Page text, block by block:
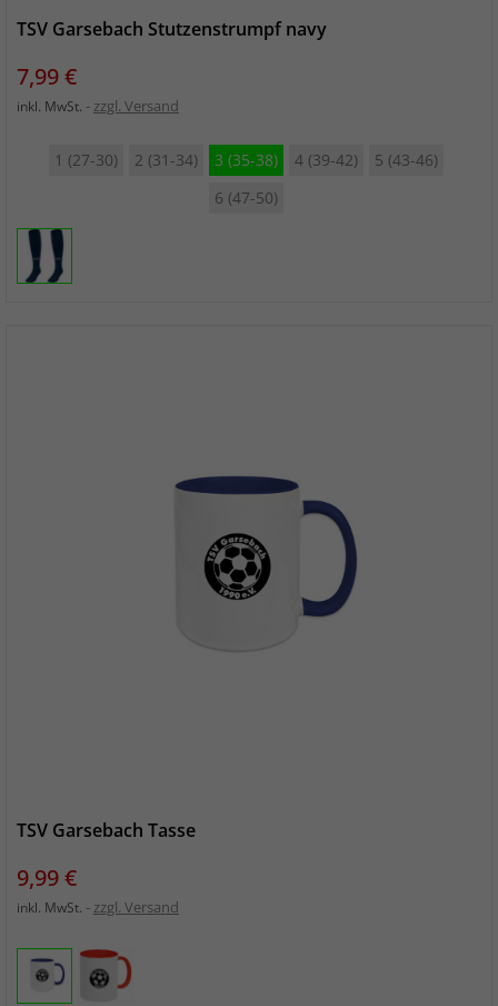
TSV Garsebach Stutzenstrumpf navy
Preis
7,99 €
inkl. MwSt. zzgl. Versand
1 (27-30) 2 (31-34) 3 (35-38) 4 (39-42)
5 (43-46)
6 (47-50)
TSV Garsebach Tasse
Preis
9,99 €
inkl. MwSt. zzgl. Versand